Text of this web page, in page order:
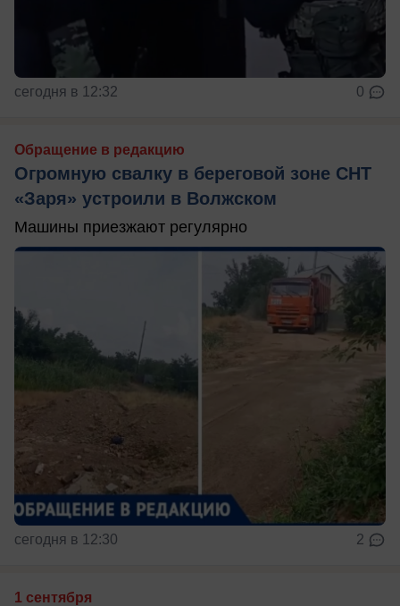
сегодня в 12:32 0
Обращение в редакцию
Огромную свалку в береговой зоне СНТ
«Заря» устроили в Волжском
Машины приезжают регулярно
сегодня в 12:30 2
1 сентября